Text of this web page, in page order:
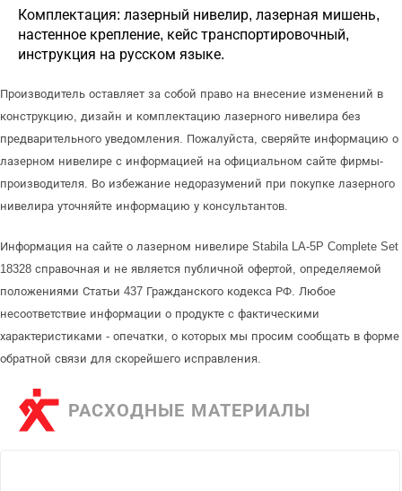
Комплектация: лазерный нивелир, лазерная мишень,
настенное крепление, кейс транспортировочный,
инструкция на русском языке.
Производитель оставляет за собой право на внесение изменений в
конструкцию, дизайн и комплектацию лазерного нивелира без
предварительного уведомления. Пожалуйста, сверяйте информацию о
лазерном нивелире с информацией на официальном сайте фирмы-
производителя. Во избежание недоразумений при покупке лазерного
нивелира уточняйте информацию у консультантов.
Информация на сайте о лазерном нивелире Stabila LA-5P Complete Set
18328 справочная и не является публичной офертой, определяемой
положениями Статьи 437 Гражданского кодекса РФ. Любое
несоответствие информации о продукте с фактическими
характеристиками - опечатки, о которых мы просим сообщать в форме
обратной связи для скорейшего исправления.
РАСХОДНЫЕ МАТЕРИАЛЫ